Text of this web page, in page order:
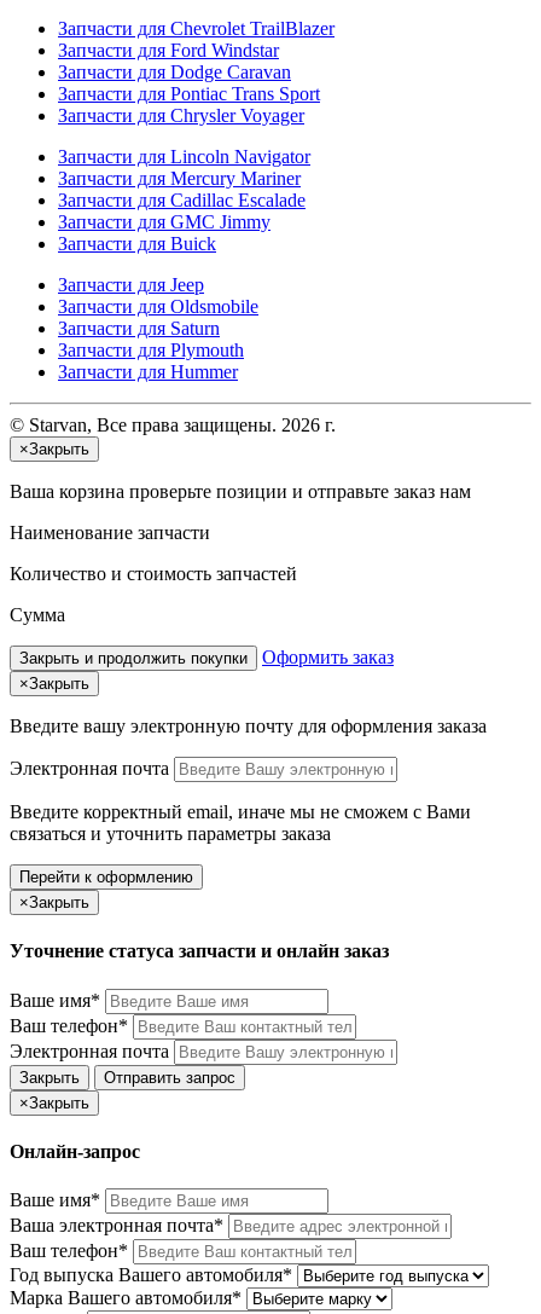
Запчасти для Chevrolet TrailBlazer
Запчасти для Ford Windstar
Запчасти для Dodge Caravan
Запчасти для Pontiac Trans Sport
Запчасти для Chrysler Voyager
Запчасти для Lincoln Navigator
Запчасти для Mercury Mariner
Запчасти для Cadillac Escalade
Запчасти для GMC Jimmy
Запчасти для Buick
Запчасти для Jeep
Запчасти для Oldsmobile
Запчасти для Saturn
Запчасти для Plymouth
Запчасти для Hummer
© Starvan, Все права защищены. 2026 г.
×Закрыть
Ваша корзина проверьте позиции и отправьте заказ нам
Наименование запчасти
Количество и стоимость запчастей
Сумма
Закрыть и продолжить покупки Оформить заказ
×Закрыть
Введите вашу электронную почту для оформления заказа
Электронная почта
Введите корректный email, иначе мы не сможем с Вами
связаться и уточнить параметры заказа
Перейти к оформлению
×Закрыть
Уточнение статуса запчасти и онлайн заказ
Ваше имя*
Ваш телефон*
Электронная почта
Закрыть
Отправить запрос
×Закрыть
Онлайн-запрос
Ваше имя*
Ваша электронная почта*
Ваш телефон*
Год выпуска Вашего автомобиля*
Марка Вашего автомобиля*